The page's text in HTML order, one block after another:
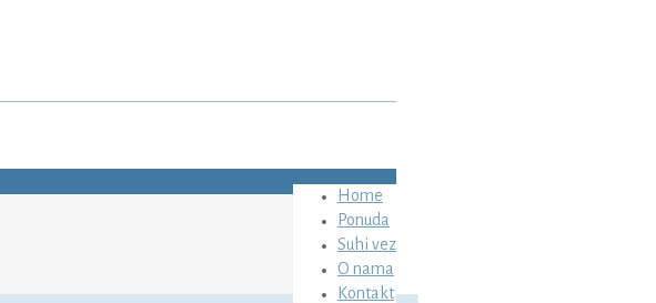
Home
Ponuda
Suhi vez
O nama
Kontakt